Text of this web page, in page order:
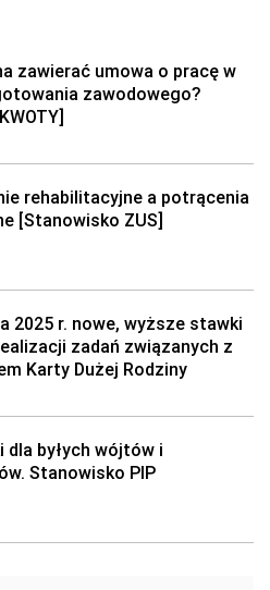
zawierać umowa o pracę w
zawodowego?
rehabilitacyjne a potrącenia
[Stanowisko ZUS]
2025 r. nowe, wyższe stawki
zadań związanych z
Karty Dużej Rodziny
dla byłych wójtów i
Stanowisko PIP